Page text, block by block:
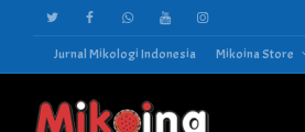
Jurnal Mikologi Indonesia Mikoina Store